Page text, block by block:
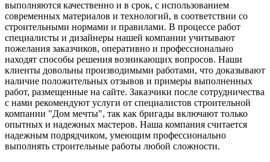
выполняются качественно и в срок, с использованием
современных материалов и технологий, в соответствии со
строительными нормами и правилами. В процессе работ
специалисты и дизайнеры нашей компании учитывают
пожелания заказчиков, оперативно и профессионально
находят способы решения возникающих вопросов. Наши
клиенты довольны производимыми работами, что доказывают
наличие положительных отзывов и примеры выполненных
работ, размещенные на сайте. Заказчики после сотрудничества
с нами рекомендуют услуги от специалистов строительной
компании "Дом мечты", так как бригады включают только
опытных и надежных мастеров. Наша компания считается
надежным подрядчиком, умеющим профессионально
выполнять строительные работы любой сложности.